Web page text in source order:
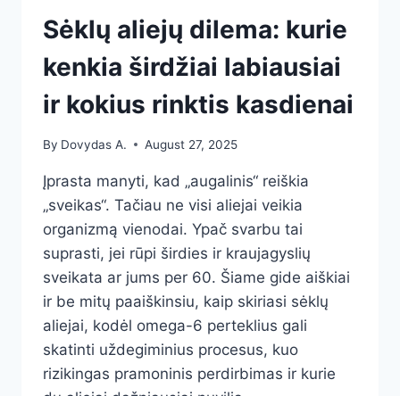
Sėklų aliejų dilema: kurie
kenkia širdžiai labiausiai
ir kokius rinktis kasdienai
By Dovydas A. August 27, 2025
Įprasta manyti, kad „augalinis“ reiškia
„sveikas“. Tačiau ne visi aliejai veikia
organizmą vienodai. Ypač svarbu tai
suprasti, jei rūpi širdies ir kraujagyslių
sveikata ar jums per 60. Šiame gide aiškiai
ir be mitų paaiškinsiu, kaip skiriasi sėklų
aliejai, kodėl omega-6 perteklius gali
skatinti uždegiminius procesus, kuo
rizikingas pramoninis perdirbimas ir kurie